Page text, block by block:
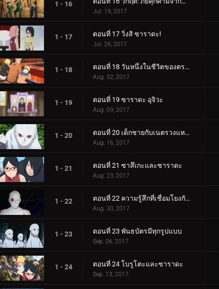
1 - 16
Jul. 19, 2017
1 - 17 ตอนที่ 17 วิ่งสิ ซาราดะ!
Jul. 26, 2017
1 - 18 ตอนที่ 18 วันหนึ่งในชีวิตของตระกูลอุซึมากิ
Aug. 02, 2017
1 - 19 ตอนที่ 19 ซาราดะ อุจิวะ
Aug. 09, 2017
1 - 20 ตอนที่ 20 เด็กชายกับเนตรวงแหวน
Aug. 16, 2017
1 - 21 ตอนที่ 21 ซาสึเกะและซาราดะ
Aug. 23, 2017
1 - 22 ตอนที่ 22 ความรู้สึกที่เชื่อมโยงกัน
Aug. 30, 2017
1 - 23 ตอนที่ 23 พันธบัตรมีทุกรูปแบบ
Sep. 06, 2017
1 - 24 ตอนที่ 24 โบรูโตะและซาราดะ
Sep. 13, 2017